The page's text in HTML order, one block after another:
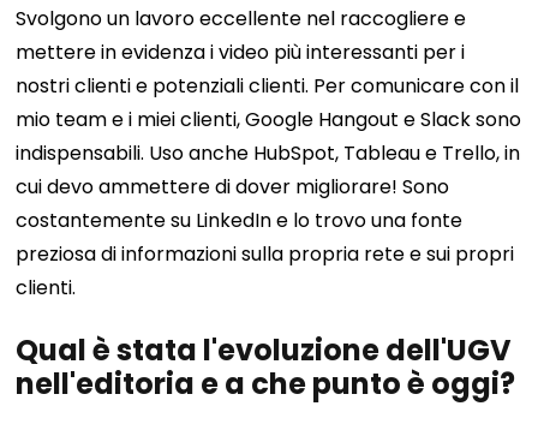
Svolgono un lavoro eccellente nel raccogliere e
mettere in evidenza i video più interessanti per i
nostri clienti e potenziali clienti. Per comunicare con il
mio team e i miei clienti, Google Hangout e Slack sono
indispensabili. Uso anche HubSpot, Tableau e Trello, in
cui devo ammettere di dover migliorare! Sono
costantemente su LinkedIn e lo trovo una fonte
preziosa di informazioni sulla propria rete e sui propri
clienti.
Qual è stata l'evoluzione dell'UGV
nell'editoria e a che punto è oggi?